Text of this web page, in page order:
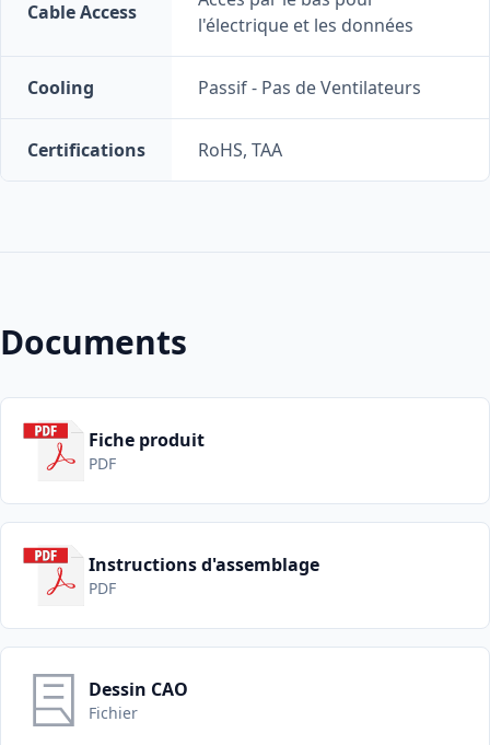
Cable Access
l'électrique et les données
Cooling Passif - Pas de Ventilateurs
Certifications RoHS, TAA
Documents
Fiche produit
PDF
Instructions d'assemblage
PDF
Dessin CAO
Fichier